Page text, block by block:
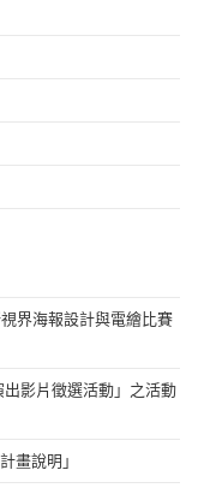
界海報設計與電繪比賽
影片徵選活動」之活動
畫說明」